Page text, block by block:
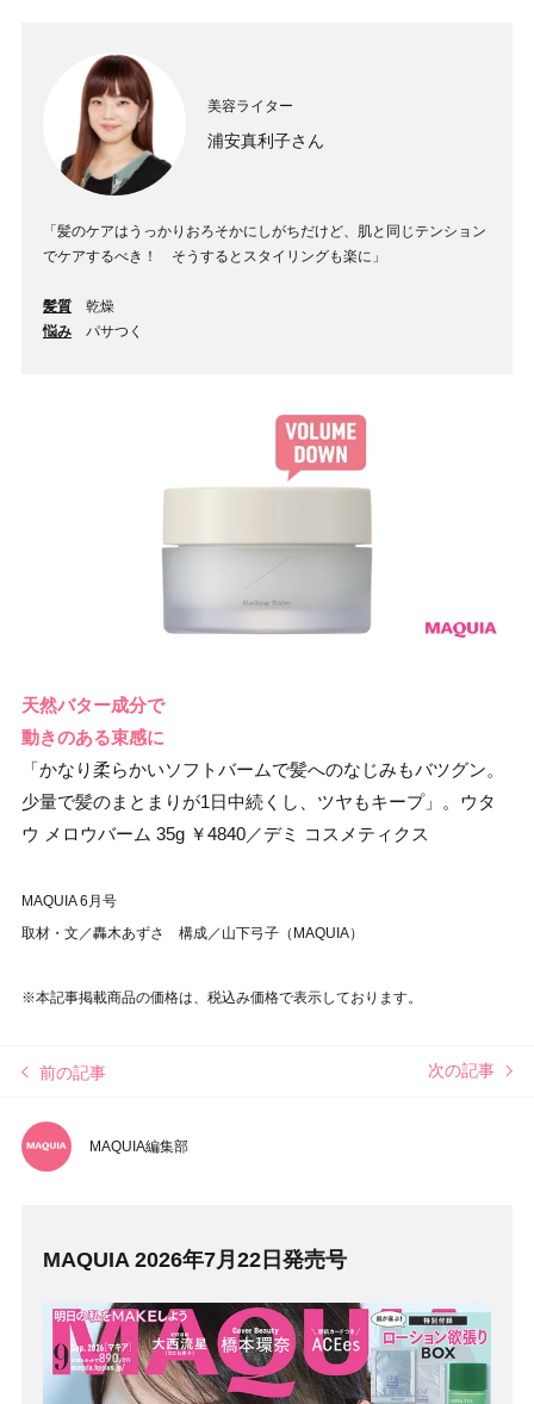
美容ライター
浦安真利子さん
「髪のケアはうっかりおろそかにしがちだけど、肌と同じテンション
でケアするべき！ そうするとスタイリングも楽に」
髪質 乾燥
悩み パサつく
天然バター成分で
動きのある束感に
「かなり柔らかいソフトバームで髪へのなじみもバツグン。
少量で髪のまとまりが1日中続くし、ツヤもキープ」。ウタ
ウ メロウバーム 35g ￥4840／デミ コスメティクス
MAQUIA 6月号
取材・文／轟木あずさ 構成／山下弓子（MAQUIA）
※本記事掲載商品の価格は、税込み価格で表示しております。
前の記事 次の記事
MAQUIA編集部
MAQUIA 2026年7月22日発売号